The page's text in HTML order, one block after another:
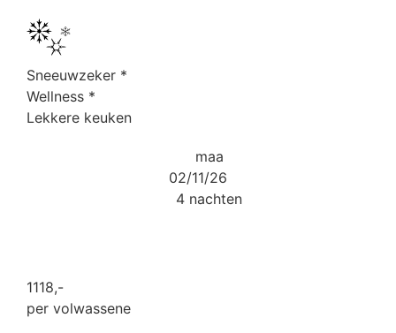
Sneeuwzeker *
Wellness *
Lekkere keuken
maa
02/11/26
4 nachten
1118,-
per volwassene